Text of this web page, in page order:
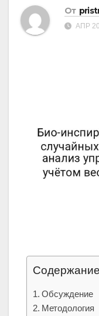
От
АПР
Содержание
Обсуждение
Методология